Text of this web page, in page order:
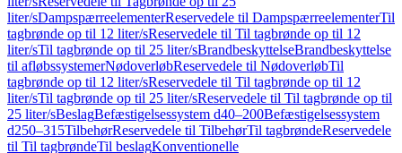
liter/sDampspærreelementerReservedele til DampspærreelementerTil
tagbrønde op til 12 liter/sReservedele til Til tagbrønde op til 12
liter/sTil tagbrønde op til 25 liter/sBrandbeskyttelseBrandbeskyttelse
til afløbssystemerNødoverløbReservedele til NødoverløbTil
tagbrønde op til 12 liter/sReservedele til Til tagbrønde op til 12
liter/sTil tagbrønde op til 25 liter/sReservedele til Til tagbrønde op til
25 liter/sBeslagBefæstigelsessystem d40–200Befæstigelsessystem
d250–315TilbehørReservedele til TilbehørTil tagbrøndeReservedele
til Til tagbrøndeTil beslagKonventionelle